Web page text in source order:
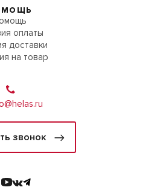
оплаты
доставки
на товар
звонок